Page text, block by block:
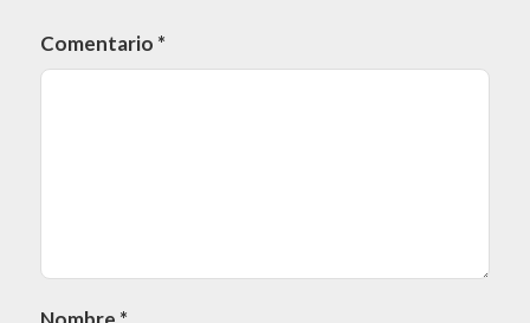
Comentario *